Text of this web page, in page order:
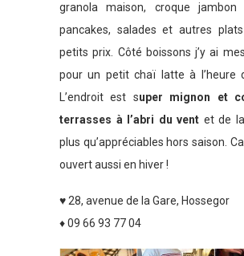
granola maison, croque jambon
pancakes, salades et autres
petits prix. Côté boissons j’y ai
pour un petit chaï latte à l’heure
L’endroit est super mignon et
terrasses à l’abri du vent et de
plus qu’appréciables hors saison.
ouvert aussi en hiver !
♥ 28, avenue de la Gare, Hossegor
♦ 09 66 93 77 04